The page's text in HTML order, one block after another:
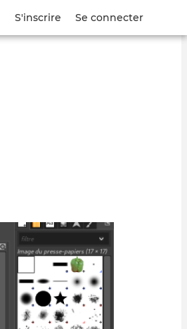
S'inscrire Se connecter